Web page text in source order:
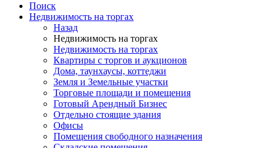
Поиск
Недвижимость на торгах
Назад
Недвижимость на торгах
Недвижимость на торгах
Квартиры с торгов и аукционов
Дома, таунхаусы, коттеджи
Земля и Земельные участки
Торговые площади и помещения
Готовый Арендный Бизнес
Отдельно стоящие здания
Офисы
Помещения свободного назначения